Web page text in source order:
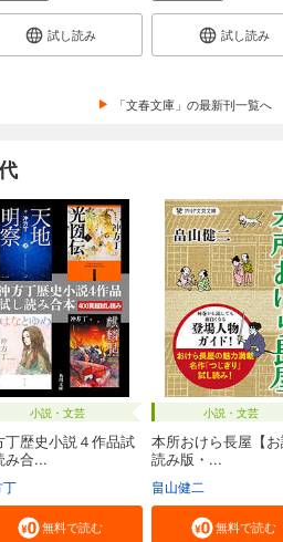
試し読み 試し読み
「文春文庫」の最新刊一覧へ
小説・文芸
丁歴史小説４作品試
み合...
丁
無料で読む
小説・文芸
本所おけら長屋【
読み版・...
畠山健二
無料で読む